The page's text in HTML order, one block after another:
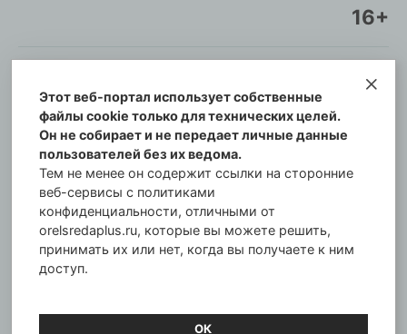
16+
© Информационный городской портал
Орловская cреда-плюс, 2021-2026
Свидетельство о регистрации СМИ: ПИ №57-
00254 от 29 октября 2013 г.
Газета зарегистрирована Управлением
Федеральной службы по надзору в сфере связи,
информационных технологий и массовых
коммуникаций по Орловской области.
Главный редактор: Татьяна Филёва
Этот веб-портал использует собственные
файлы cookie только для технических целей.
Он не собирает и не передает личные данные
пользователей без их ведома.
Тем не менее он содержит ссылки на сторонние
веб-сервисы с политиками
конфиденциальности, отличными от
orelsredaplus.ru, которые вы можете решить,
принимать их или нет, когда вы получаете к ним
доступ.
ОК